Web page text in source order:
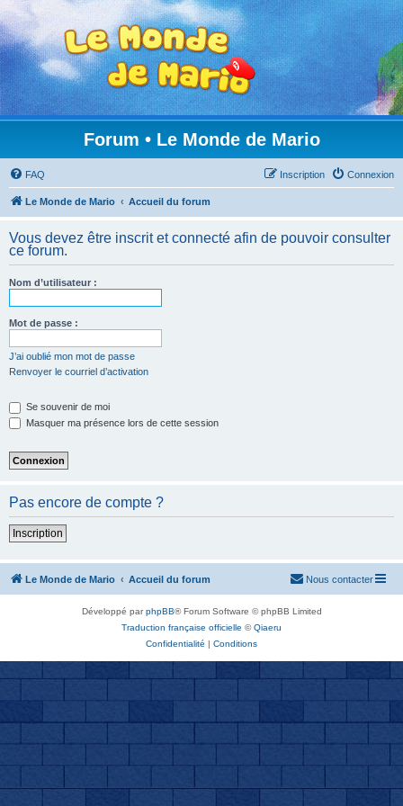
Forum • Le Monde de Mario
FAQ Connexion
Inscription
Le Monde de Mario Accueil du forum
Vous devez être inscrit et connecté afin de pouvoir consulter
ce forum.
Nom d’utilisateur :
Mot de passe :
J’ai oublié mon mot de passe
Renvoyer le courriel d’activation
Se souvenir de moi
Masquer ma présence lors de cette session
Pas encore de compte ?
Inscription
Le Monde de Mario Accueil du forum Nous contacter
Développé parphpBB® Forum Software © phpBB Limited
Traduction française officielle ©Qiaeru
Confidentialité | Conditions